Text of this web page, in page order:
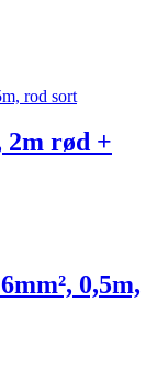
2m rød +
0,5m,